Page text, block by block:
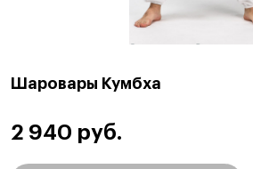
Шаровары Кумбха
2 940 руб.